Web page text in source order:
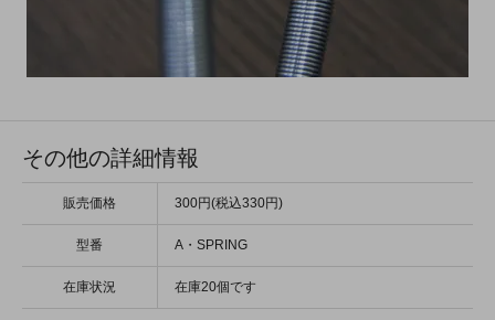
その他の詳細情報
販売価格 300円(税込330円)
型番 A・SPRING
在庫状況 在庫20個です